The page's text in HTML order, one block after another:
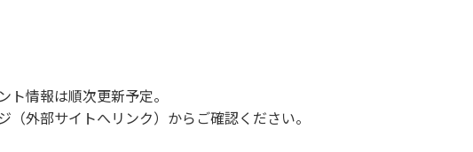
情報は順次更新予定。
（外部サイトへリンク）からご確認ください。